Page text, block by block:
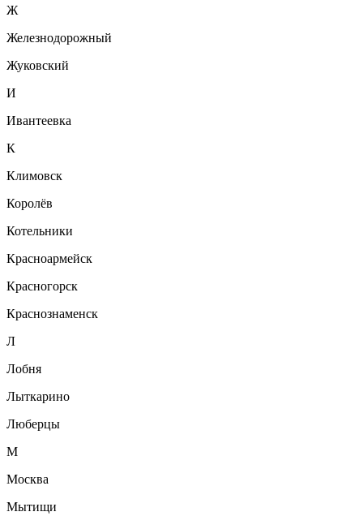
Ж
Железнодорожный
Жуковский
И
Ивантеевка
К
Климовск
Королёв
Котельники
Красноармейск
Красногорск
Краснознаменск
Л
Лобня
Лыткарино
Люберцы
М
Москва
Мытищи